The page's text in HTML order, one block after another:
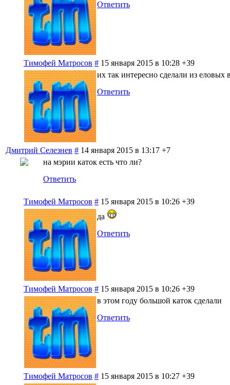
Ответить
Тимофей Матросов # 15 января 2015 в 10:28 +39
их так интересно сделали из еловых
Ответить
Дмитрий Селезнев # 14 января 2015 в 13:17 +7
на мэрии каток есть что ли?
Ответить
Тимофей Матросов # 15 января 2015 в 10:26 +39
да
Ответить
Тимофей Матросов # 15 января 2015 в 10:26 +39
в этом году большой каток сделали
Ответить
Тимофей Матросов # 15 января 2015 в 10:27 +39